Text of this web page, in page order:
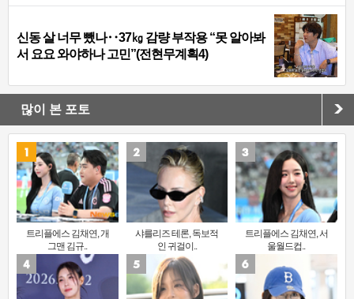
신동 살 너무 뺐나‥37㎏ 감량 부작용 “못 알아봐
서 요요 와야하나 고민”(전현무계획4)
많이 본 포토
트리플에스 김채연, 개
그맨 김규..
샤를리즈 테론, 독보적
인 귀걸이..
트리플에스 김채연, 서
울월드컵..